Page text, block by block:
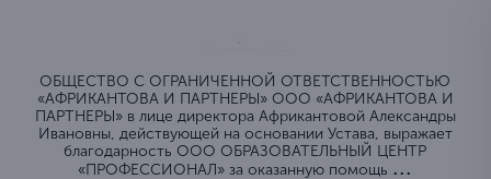
ОБЩЕСТВО C ОГРАНИЧЕННОЙ ОТВЕТСТВЕННОСТЬЮ
«АФРИКАНТОВА И ПАРТНЕРЫ» ООО «АФРИКАНТОВА И
ПАРТНЕРЫ» в лице директора Африкантовой Александры
Ивановны, действующей на основании Устава, выражает
благодарность ООО ОБРАЗОВАТЕЛЬНЫЙ ЦЕНТР
«ПРОФЕССИОНАЛ» за оказанную помощь ...